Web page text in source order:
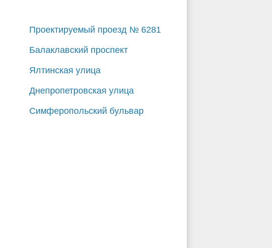
Проектируемый проезд № 6281
Балаклавский проспект
Ялтинская улица
Днепропетровская улица
Симферопольский бульвар